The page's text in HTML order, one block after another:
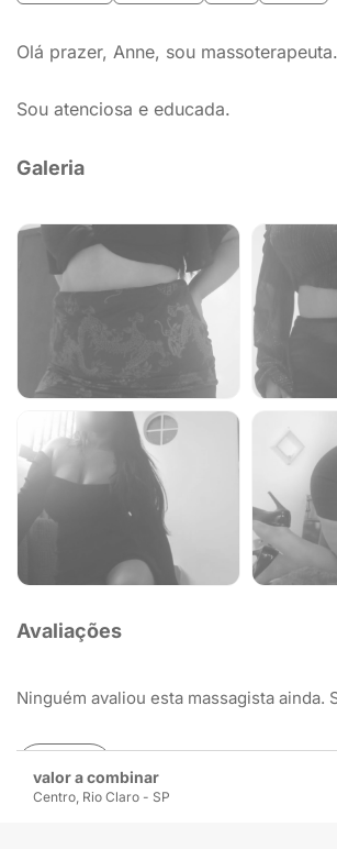
valor a combinar
Centro, Rio Claro - SP
Olá prazer, Anne, sou massoterapeuta.
Sou atenciosa e educada.
Galeria
Avaliações
Ninguém avaliou esta massagista ainda.
Avaliar